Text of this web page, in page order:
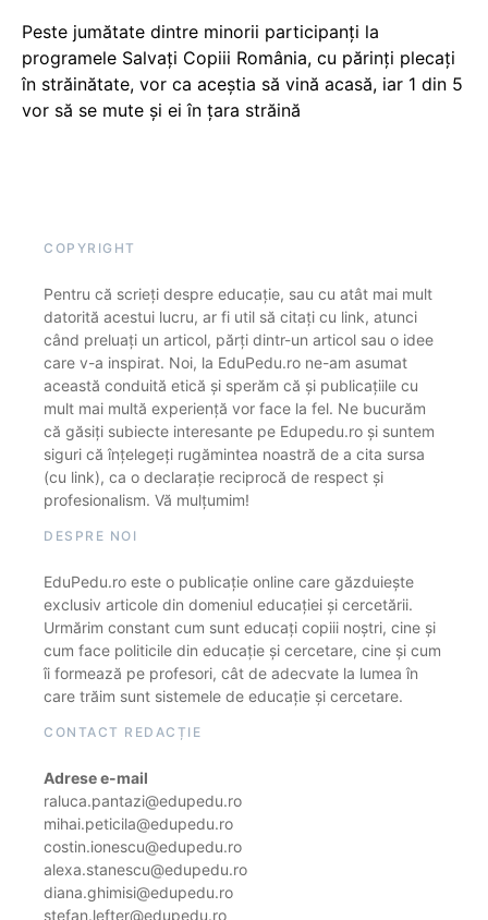
Peste jumătate dintre minorii participanți la
programele Salvați Copiii România, cu părinți plecați
în străinătate, vor ca aceștia să vină acasă, iar 1 din 5
vor să se mute și ei în țara străină
COPYRIGHT
Pentru că scrieți despre educație, sau cu atât mai mult
datorită acestui lucru, ar fi util să citați cu link, atunci
când preluați un articol, părți dintr-un articol sau o idee
care v-a inspirat. Noi, la EduPedu.ro ne-am asumat
această conduită etică și sperăm că și publicațiile cu
mult mai multă experiență vor face la fel. Ne bucurăm
că găsiți subiecte interesante pe Edupedu.ro și suntem
siguri că înțelegeți rugămintea noastră de a cita sursa
(cu link), ca o declarație reciprocă de respect și
profesionalism. Vă mulțumim!
DESPRE NOI
EduPedu.ro este o publicație online care găzduiește
exclusiv articole din domeniul educației și cercetării.
Urmărim constant cum sunt educați copiii noștri, cine și
cum face politicile din educație și cercetare, cine și cum
îi formează pe profesori, cât de adecvate la lumea în
care trăim sunt sistemele de educație și cercetare.
CONTACT REDACȚIE
Adrese e-mail
raluca.pantazi@edupedu.ro
mihai.peticila@edupedu.ro
costin.ionescu@edupedu.ro
alexa.stanescu@edupedu.ro
diana.ghimisi@edupedu.ro
stefan.lefter@edupedu.ro